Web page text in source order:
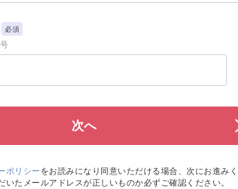
必須
ポリシーをお読みになり同意いただける場合、次にお進み
いたメールアドレスが正しいものか必ずご確認ください。